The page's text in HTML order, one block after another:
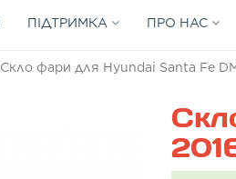
ПІДТРИМКА ПРО НАС
Скло фари для Hyundai Santa Fe